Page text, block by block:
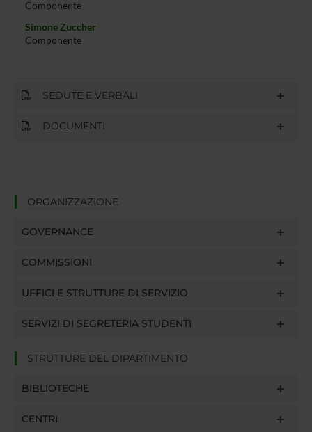
Componente
Simone Zuccher
Componente
SEDUTE E VERBALI
DOCUMENTI
ORGANIZZAZIONE
GOVERNANCE
COMMISSIONI
UFFICI E STRUTTURE DI SERVIZIO
SERVIZI DI SEGRETERIA STUDENTI
STRUTTURE DEL DIPARTIMENTO
BIBLIOTECHE
CENTRI